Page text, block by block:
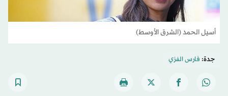
أسيل الحمد (الشرق الأوسط)
جدة: فارس الفزي